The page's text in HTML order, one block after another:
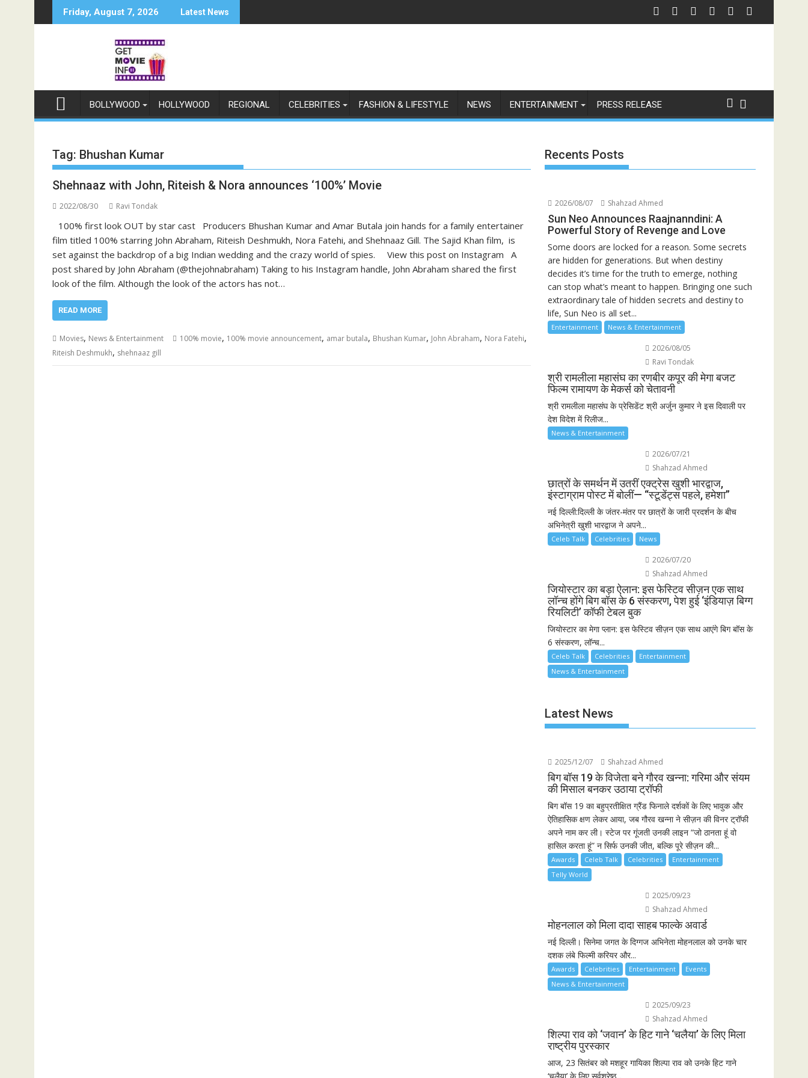
to
Friday, August 7, 2026 Latest News
BOLLYWOOD HOLLYWOOD REGIONAL CELEBRITIES FASHION & LIFESTYLE NEWS ENTERTAINMENT PRESS RELEASE
Tag: Bhushan Kumar
Shehnaaz with John, Riteish & Nora announces ‘100%’ Movie
2022/08/30 Ravi Tondak
100% first look OUT by star cast Producers Bhushan Kumar and Amar Butala join hands for a family entertainer
film titled 100% starring John Abraham, Riteish Deshmukh, Nora Fatehi, and Shehnaaz Gill. The Sajid Khan film, is
set against the backdrop of a big Indian wedding and the crazy world of spies. View this post on Instagram A
post shared by John Abraham (@thejohnabraham) Taking to his Instagram handle, John Abraham shared the first
look of the film. Although the look of the actors has not…
READ MORE
Movies, News & Entertainment 100% movie, 100% movie announcement, amar butala, Bhushan Kumar, John Abraham, Nora Fatehi,
Riteish Deshmukh, shehnaaz gill
Recents Posts
2026/08/07 Shahzad Ahmed
Sun Neo Announces Raajnanndini: A
Powerful Story of Revenge and Love
Some doors are locked for a reason. Some secrets
are hidden for generations. But when destiny
decides it’s time for the truth to emerge, nothing
can stop what’s meant to happen. Bringing one such
extraordinary tale of hidden secrets and destiny to
life, Sun Neo is all set...
Entertainment News & Entertainment
2026/08/05
Ravi Tondak
श्री रामलीला महासंघ का रणबीर कपूर की मेगा बजट
फिल्म रामायण के मेकर्स को चेतावनी
श्री रामलीला महासंघ के प्रेसिडेंट श्री अर्जुन कुमार ने इस दिवाली पर
देश विदेश में रिलीज...
News & Entertainment
2026/07/21
Shahzad Ahmed
छात्रों के समर्थन में उतरीं एक्ट्रेस खुशी भारद्वाज,
इंस्टाग्राम पोस्ट में बोलीं— “स्टूडेंट्स पहले, हमेशा”
नई दिल्ली:दिल्ली के जंतर-मंतर पर छात्रों के जारी प्रदर्शन के बीच
अभिनेत्री खुशी भारद्वाज ने अपने...
Celeb Talk Celebrities News
2026/07/20
Shahzad Ahmed
जियोस्टार का बड़ा ऐलान: इस फेस्टिव सीज़न एक साथ
लॉन्च होंगे बिग बॉस के 6 संस्करण, पेश हुई ‘इंडियाज़ बिग्ग
रियलिटी’ कॉफी टेबल बुक
जियोस्टार का मेगा प्लान: इस फेस्टिव सीज़न एक साथ आएंगे बिग बॉस के
6 संस्करण, लॉन्च...
Celeb Talk Celebrities
Entertainment
News & Entertainment
Latest News
2025/12/07 Shahzad Ahmed
बिग बॉस 19 के विजेता बने गौरव खन्ना: गरिमा और संयम
की मिसाल बनकर उठाया ट्रॉफी
बिग बॉस 19 का बहुप्रतीक्षित ग्रैंड फिनाले दर्शकों के लिए भावुक और
ऐतिहासिक क्षण लेकर आया, जब गौरव खन्ना ने सीज़न की विनर ट्रॉफी
अपने नाम कर ली। स्टेज पर गूंजती उनकी लाइन “जो ठानता हूं वो
हासिल करता हूं” न सिर्फ उनकी जीत, बल्कि पूरे सीज़न की...
Awards Celeb Talk Celebrities
Entertainment
Telly World
2025/09/23
Shahzad Ahmed
मोहनलाल को मिला दादा साहब फाल्के अवार्ड
नई दिल्ली। सिनेमा जगत के दिग्गज अभिनेता मोहनलाल को उनके चार
दशक लंबे फिल्मी करियर और...
Awards Celebrities Entertainment
Events
News & Entertainment
2025/09/23
Shahzad Ahmed
शिल्पा राव को ‘जवान’ के हिट गाने ‘चलैया’ के लिए मिला
राष्ट्रीय पुरस्कार
आज, 23 सितंबर को मशहूर गायिका शिल्पा राव को उनके हिट गाने
‘चलैया’ के लिए सर्वश्रेष्ठ...